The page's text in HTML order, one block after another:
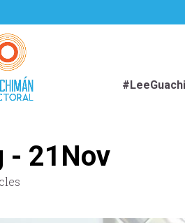
- 21Nov